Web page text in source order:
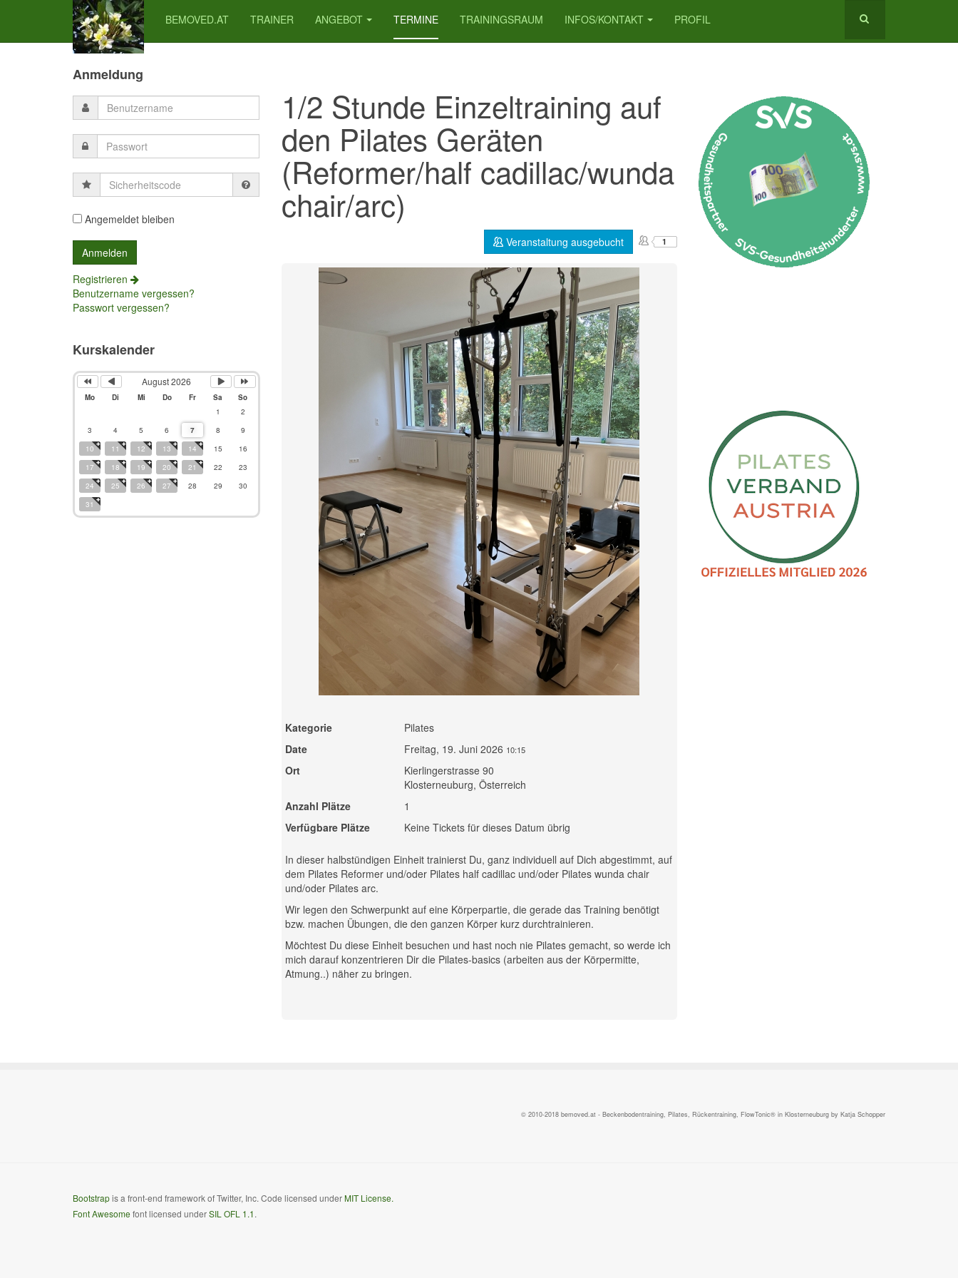
BEMOVED.AT TRAINER ANGEBOT TERMINE TRAININGSRAUM INFOS/KONTAKT PROFIL
1/2 Stunde Einzeltraining auf
den Pilates Geräten
(Reformer/half cadillac/wunda
chair/arc)
Veranstaltung ausgebucht 1
Kategorie
Pilates
Date
Freitag, 19. Juni 2026 10:15
Ort
Kierlingerstrasse 90
Klosterneuburg, Österreich
Anzahl Plätze
1
Verfügbare Plätze
Keine Tickets für dieses Datum übrig
In dieser halbstündigen Einheit trainierst Du, ganz individuell auf Dich abgestimmt, auf
dem Pilates Reformer und/oder Pilates half cadillac und/oder Pilates wunda chair
und/oder Pilates arc.
Wir legen den Schwerpunkt auf eine Körperpartie, die gerade das Training benötigt
bzw. machen Übungen, die den ganzen Körper kurz durchtrainieren.
Möchtest Du diese Einheit besuchen und hast noch nie Pilates gemacht, so werde ich
mich darauf konzentrieren Dir die Pilates-basics (arbeiten aus der Körpermitte,
Atmung..) näher zu bringen.
Anmeldung
Sicherheitscode
Angemeldet bleiben
Registrieren
Benutzername vergessen?
Passwort vergessen?
Kurskalender
PreviousPrevious
August 2026
Mo Di Mi Do Fr Sa
So
1
2
3
4 5 6 7 8
9
10
11 12 13 14 15
16
17
18 19 20 21 22
23
24
25 26 27 28 29
30
31
© 2010-2018 bemoved.at - Beckenbodentraining, Pilates, Rückentraining, FlowTonic® in Klosterneuburg by Katja Schopper
Bootstrapis a front-end framework of Twitter, Inc. Code licensed underMIT License.
Font Awesome font licensed underSIL OFL 1.1.